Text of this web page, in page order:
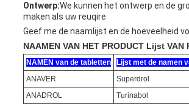
Ontwerp:We kunnen het ontwerp en de
maken als uw reuqire
Geef me de naamlijst en de hoeveelheid
NAAMEN VAN HET PRODUCT Lijst VAN
NAMEN van de tabletten
Lijst met de namen
ANAVER
Superdrol
ANADROL
Turinabol